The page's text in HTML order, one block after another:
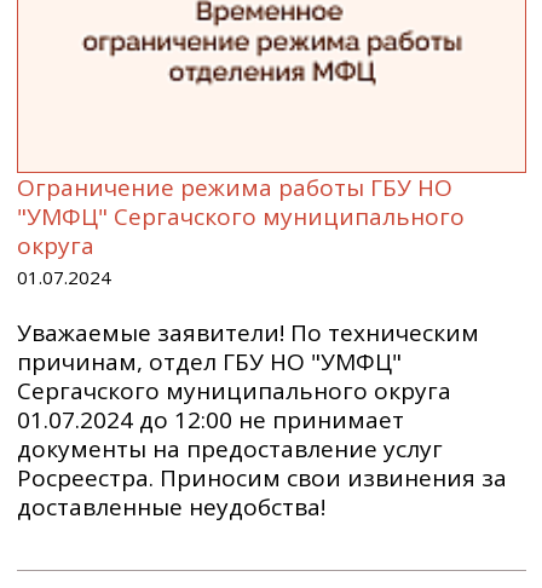
Ограничение режима работы ГБУ НО
"УМФЦ" Сергачского муниципального
округа
01.07.2024
Уважаемые заявители! По техническим
причинам, отдел ГБУ НО "УМФЦ"
Сергачского муниципального округа
01.07.2024 до 12:00 не принимает
документы на предоставление услуг
Росреестра. Приносим свои извинения за
доставленные неудобства!